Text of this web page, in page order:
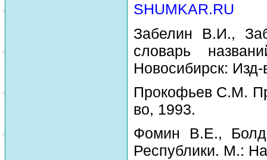
SHUMKAR.RU
Забелин В.И.,
словарь
Новосибирск:
Прокофьев С.М.
во, 1993.
Фомин В.Е., Болд
Республики. М.: